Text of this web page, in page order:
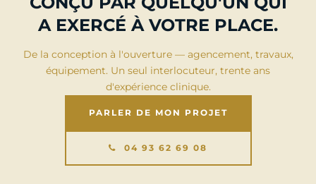
A EXERCÉ À VOTRE PLACE.
De la conception à l'ouverture — agencement, travaux,
équipement. Un seul interlocuteur, trente ans
d'expérience clinique.
PARLER DE MON PROJET
04 93 62 69 08